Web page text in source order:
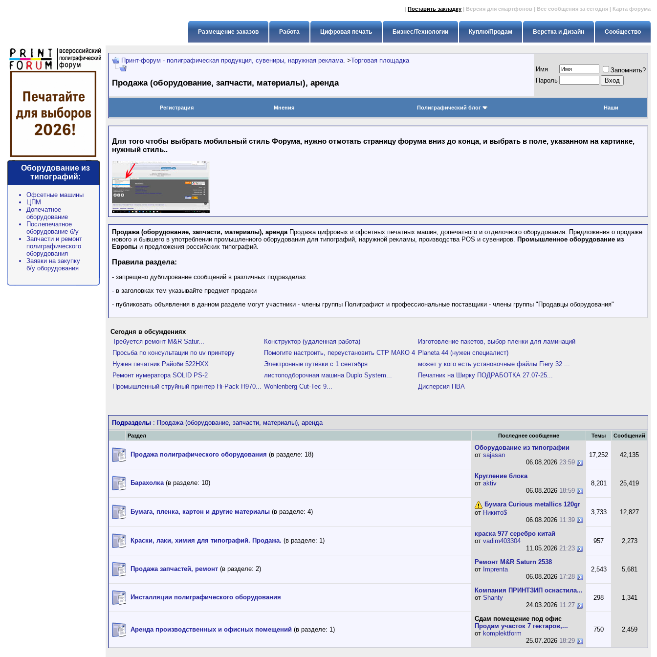
| Поставить закладку | Версия для смартфонов | Все сообщения за сегодня | Карта форума
Сообщество
Верстка и Дизайн
Куплю/Продам
Бизнес/Технологии
Цифровая печать
Работа
Размещение заказов
Оборудование из
типографий:
Офсетные машины
ЦПМ
Допечатное
оборудование
Послепечатное
оборудование б/у
Запчасти и ремонт
полиграфического
оборудования
Заявки на закупку
б/у оборудования
Принт-форум - полиграфическая продукция, сувениры, наружная реклама. >Торговая площадка
Продажа (оборудование, запчасти, материалы), аренда
Имя
Запомнить?
Пapoль
Регистрация Мнения Полиграфический блог Наши
Для того чтобы выбрать мобильный стиль Форума, нужно отмотать страницу форума вниз до конца, и выбрать в поле, указанном на картинке,
нужный стиль..
Продажа (оборудование, запчасти, материалы), аренда Продажа цифровых и офсетных печатных машин, допечатного и отделочного оборудования. Предложения о продаже
нового и бывшего в употреблении промышленного оборудования для типографий, наружной рекламы, производства POS и сувениров. Промышленное оборудование из
Европы и предложения российских типографий.
Правила раздела:
- запрещено дублирование сообщений в различных подразделах
- в заголовках тем указывайте предмет продажи
- публиковать объявления в данном разделе могут участники - члены группы Полиграфист и профессиональные поставщики - члены группы "Продавцы оборудования"
Сегодня в обсуждениях
Требуется ремонт M&R Satur...
Конструктор (удаленная работа)
Изготовление пакетов, выбор пленки для ламинаций
Просьба по консультации по uv принтеру
Помогите настроить, переустановить СТР МАКО 4 Planeta 44 (нужен специалист)
Нужен печатник Райоби 522HXX
Электронные путёвки с 1 сентября
может у кого есть установочные файлы Fiery 32 ...
Ремонт нумератора SOLID PS-2
листоподборочная машина Duplo System...
Печатник на Ширку ПОДРАБОТКА 27.07-25...
Промышленный струйный принтер Hi-Pack H970... Wohlenberg Cut-Tec 9... Дисперсия ПВА
Подразделы : Продажа (оборудование, запчасти, материалы), аренда
Раздел Последнее сообщение Темы Сообщений
Продажа полиграфического оборудования (в разделе: 18)
Оборудование из типографии
от sajasan
06.08.2026 23:59
17,252 42,135
Барахолка (в разделе: 10)
Кругление блока
от aktiv
06.08.2026 18:59
8,201 25,419
Бумага, пленка, картон и другие материалы (в разделе: 4)
Бумага Curious metallics 120gr
от Никито$
06.08.2026 11:39
3,733 12,827
Краски, лаки, химия для типографий. Продажа. (в разделе: 1)
краска 977 серебро китай
от vadim403304
11.05.2026 21:23
957 2,273
Продажа запчастей, ремонт (в разделе: 2)
Ремонт M&R Saturn 2538
от Imprenta
06.08.2026 17:28
2,543 5,681
Инсталляции полиграфического оборудования
Компания ПРИНТЗИП оснастила...
от Shanty
24.03.2026 11:27
298 1,341
Аренда производственных и офисных помещений (в разделе: 1)
Сдам помещение под офис
Продам участок 7 гектаров,...
от komplektform
25.07.2026 18:29
750 2,459